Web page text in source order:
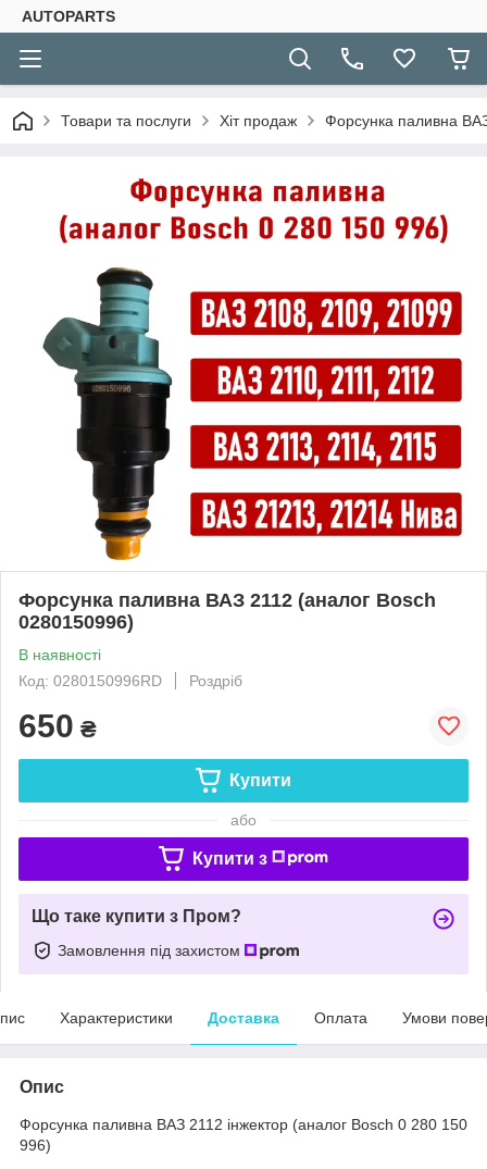
AUTOPARTS
Товари та послуги Хіт продаж Форсунка паливна
Форсунка паливна ВАЗ 2112 (аналог Bosch
0280150996)
В наявності
Код: 0280150996RD
Роздріб
650 ₴
Купити
або
Купити з
Що таке купити з Пром?
Замовлення під захистом
Характеристики Доставка Оплата Умови
Опис
Форсунка паливна ВАЗ 2112 інжектор (аналог Bosch 0 280 150
996)